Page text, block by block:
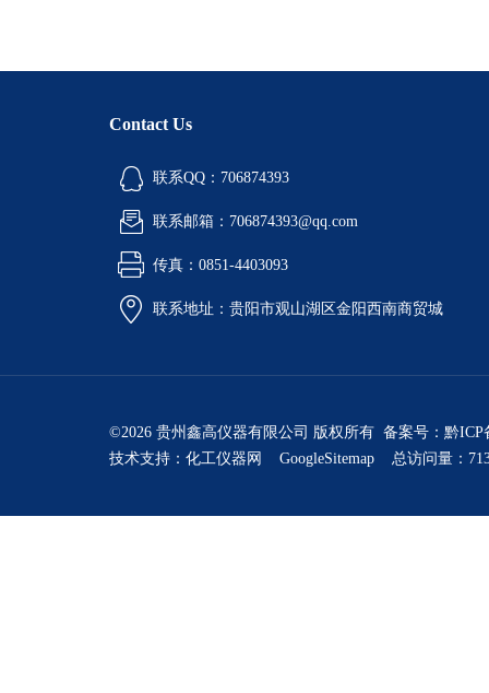
Contact Us
联系QQ：706874393
联系邮箱：706874393@qq.com
传真：0851-4403093
联系地址：贵阳市观山湖区金阳西南商贸城
©2026 贵州鑫高仪器有限公司 版权所有 备案号： 黔ICP
技术支持： 化工仪器网 GoogleSitemap 总访问量：